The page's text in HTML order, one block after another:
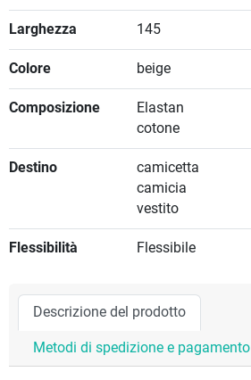
Larghezza 145
Colore beige
Composizione
Elastan
cotone
Destino
camicetta
camicia
vestito
Flessibilità Flessibile
Descrizione del prodotto
Metodi di spedizione e pagamento